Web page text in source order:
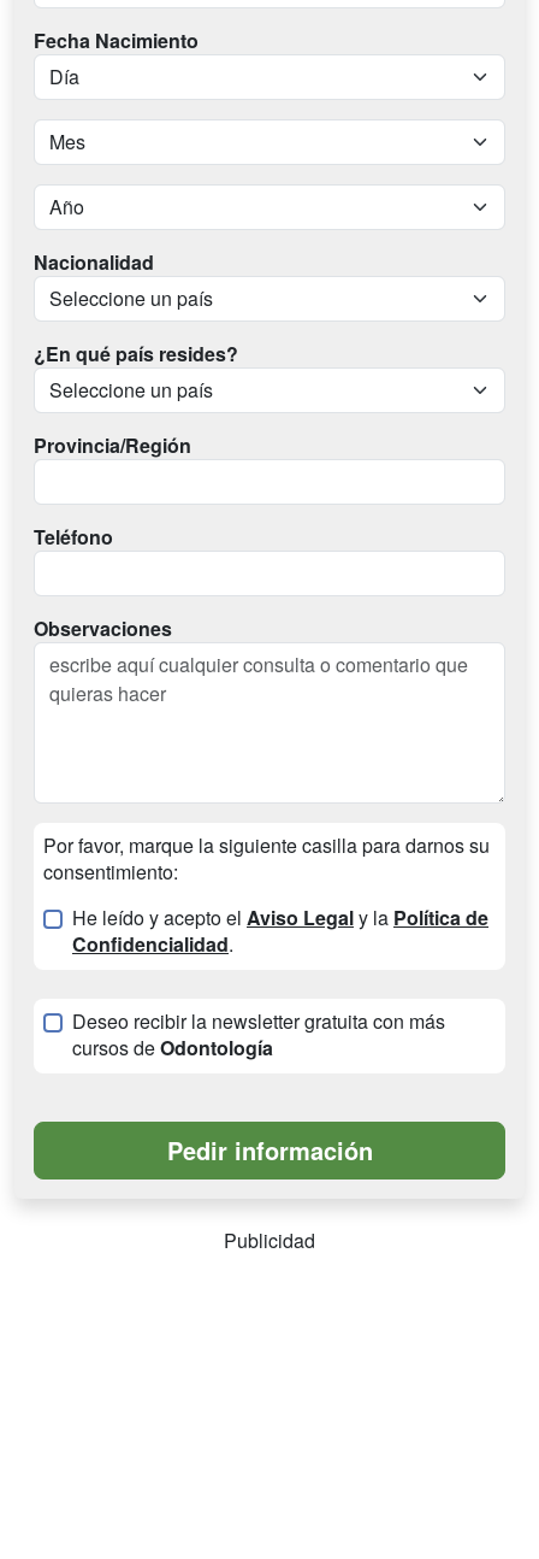
Fecha Nacimiento
Nacionalidad
¿En qué país resides?
Provincia/Región
Teléfono
Observaciones
Por favor, marque la siguiente casilla para darnos su
consentimiento:
He leído y acepto el Aviso Legaly la Política de
Confidencialidad.
Deseo recibir la newsletter gratuita con más
cursos deOdontología
Publicidad